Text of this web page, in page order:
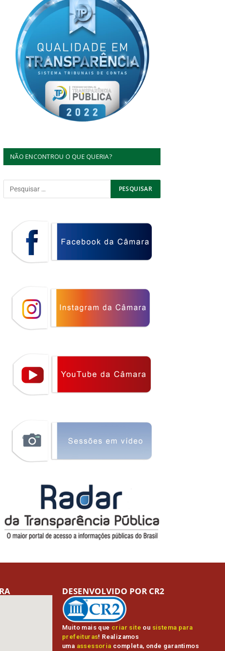
NÃO ENCONTROU O QUE QUERIA?
Muito mais que criar site ou sistema para
prefeituras! Realizamos
uma assessoria completa, onde garantimos
DESENVOLVIDO POR CR2